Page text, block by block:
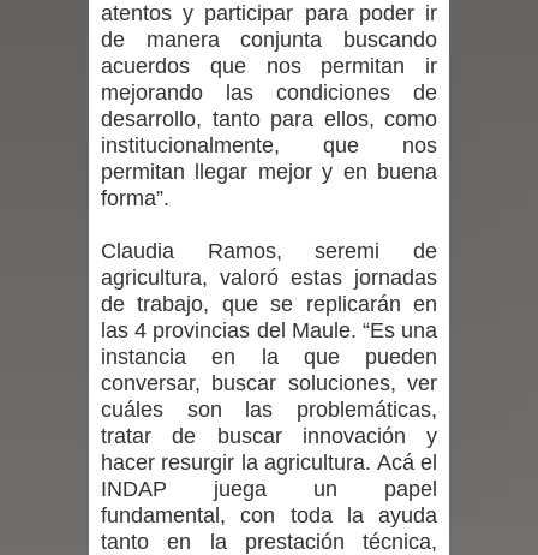
en la alta cordillera del Maule por su
impacto ambiental
INDAP entregó $189 millones en
incentivos a usuarios de PRODESAL
Municipalidad de Curicó apuesta a la
innovación en tecnología educativa
con nuevas pantallas interactivas del
Colegio El Boldo
Municipalidad de Curicó inició
proceso de vacunación escolar
atentos y participar para poder ir
de manera conjunta buscando
acuerdos que nos permitan ir
mejorando las condiciones de
desarrollo, tanto para ellos, como
institucionalmente, que nos
permitan llegar mejor y en buena
forma”.
Claudia Ramos, seremi de
agricultura, valoró estas jornadas
de trabajo, que se replicarán en
las 4 provincias del Maule. “Es una
instancia en la que pueden
conversar, buscar soluciones, ver
cuáles son las problemáticas,
tratar de buscar innovación y
hacer resurgir la agricultura. Acá el
INDAP juega un papel
fundamental, con toda la ayuda
tanto en la prestación técnica,